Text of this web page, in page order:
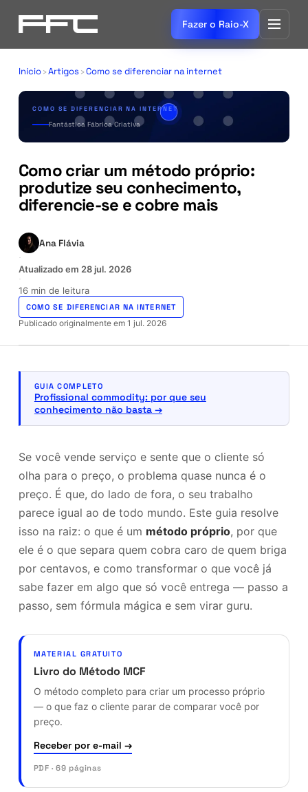
Fazer o Raio-X
Início›Artigos›Como se diferenciar na internet
COMO SE DIFERENCIAR NA INTERNET
Fantástica Fábrica Criativa
Como criar um método próprio:
produtize seu conhecimento,
diferencie-se e cobre mais
Ana Flávia
·
Atualizado em 28 jul. 2026
·
16 min de leitura
COMO SE DIFERENCIAR NA INTERNET
Publicado originalmente em 1 jul. 2026
GUIA COMPLETO
Profissional commodity: por que seu
conhecimento não basta
Se você vende serviço e sente que o cliente só
olha para o preço, o problema quase nunca é o
preço. É que, do lado de fora, o seu trabalho
parece igual ao de todo mundo. Este guia resolve
isso na raiz: o que é um método próprio, por que
ele é o que separa quem cobra caro de quem briga
por centavos, e como transformar o que você já
sabe fazer em algo que só você entrega — passo a
passo, sem fórmula mágica e sem virar guru.
MATERIAL GRATUITO
Livro do Método MCF
O método completo para criar um processo próprio
— o que faz o cliente parar de comparar você por
preço.
Receber por e-mail →
PDF · 69 páginas